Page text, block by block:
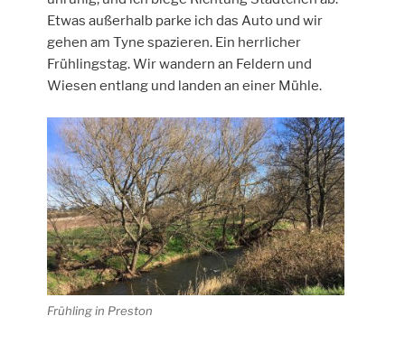
Etwas außerhalb parke ich das Auto und wir
gehen am Tyne spazieren. Ein herrlicher
Frühlingstag. Wir wandern an Feldern und
Wiesen entlang und landen an einer Mühle.
Frühling in Preston